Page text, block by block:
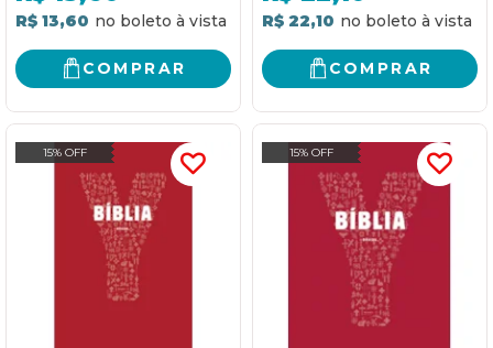
R$ 13,60
COMPRAR
R$ 22,10
COMPRAR
15% OFF 15% OFF